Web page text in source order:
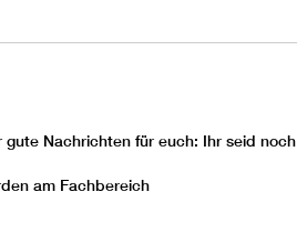
Nachrichten für euch: Ihr seid noch
am Fachbereich